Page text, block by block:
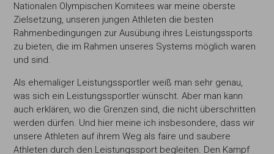
Nationalen Olympischen Komitees war meine oberste
Zielsetzung, unseren jungen Athleten die besten
Rahmenbedingungen zur Ausübung ihres Leistungssports
zu bieten, die im Rahmen unseres Systems möglich waren
und sind.
Als ehemaliger Leistungssportler weiß man sehr genau,
was sich ein Leistungssportler wünscht. Aber man kann
auch erklären, wo die Grenzen sind, die nicht überschritten
werden dürfen. Und hier meine ich insbesondere, dass wir
unsere Athleten auf ihrem Weg als faire und saubere
Athleten durch den Leistungssport begleiten. Den Kampf